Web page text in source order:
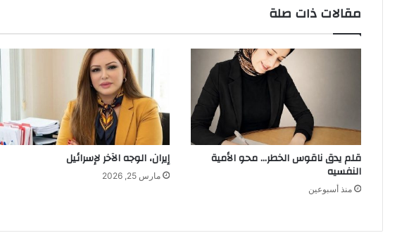
مقالات ذات صلة
قلم يدق ناقوس الخطر… محو الأمية
النفسيه
منذ أسبوعين
إيران، الوجه الآخر لإسرائيل
مارس 25, 2026